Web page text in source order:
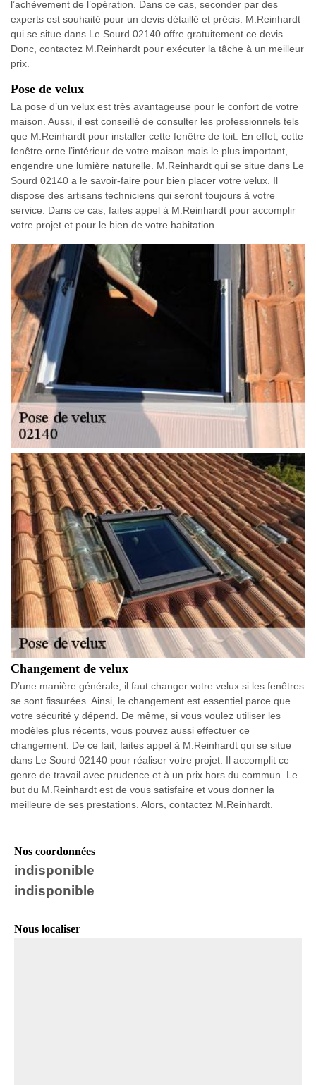
l’achèvement de l’opération. Dans ce cas, seconder par des
experts est souhaité pour un devis détaillé et précis. M.Reinhardt
qui se situe dans Le Sourd 02140 offre gratuitement ce devis.
Donc, contactez M.Reinhardt pour exécuter la tâche à un meilleur
prix.
Pose de velux
La pose d’un velux est très avantageuse pour le confort de votre
maison. Aussi, il est conseillé de consulter les professionnels tels
que M.Reinhardt pour installer cette fenêtre de toit. En effet, cette
fenêtre orne l’intérieur de votre maison mais le plus important,
engendre une lumière naturelle. M.Reinhardt qui se situe dans Le
Sourd 02140 a le savoir-faire pour bien placer votre velux. Il
dispose des artisans techniciens qui seront toujours à votre
service. Dans ce cas, faites appel à M.Reinhardt pour accomplir
votre projet et pour le bien de votre habitation.
Changement de velux
D’une manière générale, il faut changer votre velux si les fenêtres
se sont fissurées. Ainsi, le changement est essentiel parce que
votre sécurité y dépend. De même, si vous voulez utiliser les
modèles plus récents, vous pouvez aussi effectuer ce
changement. De ce fait, faites appel à M.Reinhardt qui se situe
dans Le Sourd 02140 pour réaliser votre projet. Il accomplit ce
genre de travail avec prudence et à un prix hors du commun. Le
but du M.Reinhardt est de vous satisfaire et vous donner la
meilleure de ses prestations. Alors, contactez M.Reinhardt.
Nos coordonnées
indisponible
indisponible
Nous localiser